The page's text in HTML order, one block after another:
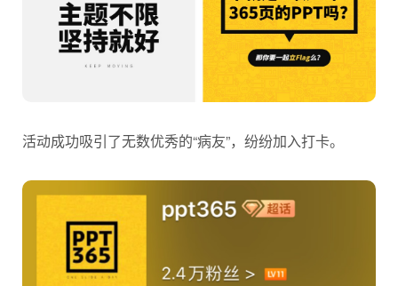
活动成功吸引了无数优秀的“病友”，纷纷加入打卡。